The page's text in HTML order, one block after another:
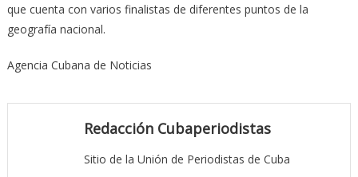
que cuenta con varios finalistas de diferentes puntos de la
geografía nacional.
Agencia Cubana de Noticias
Redacción Cubaperiodistas
Sitio de la Unión de Periodistas de Cuba